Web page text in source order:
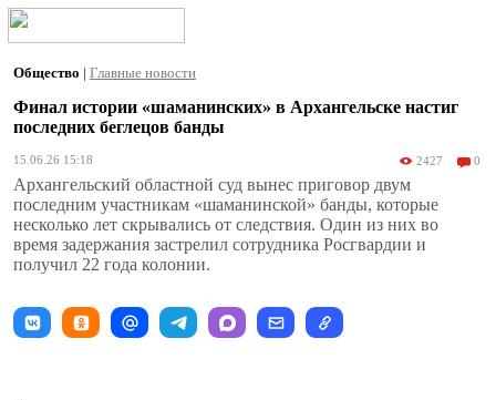
Общество | Главные новости
Финал истории «шаманинских» в Архангельске настиг
последних беглецов банды
15.06.26 15:18 2427 0
Архангельский областной суд вынес приговор двум
последним участникам «шаманинской» банды, которые
несколько лет скрывались от следствия. Один из них во
время задержания застрелил сотрудника Росгвардии и
получил 22 года колонии.